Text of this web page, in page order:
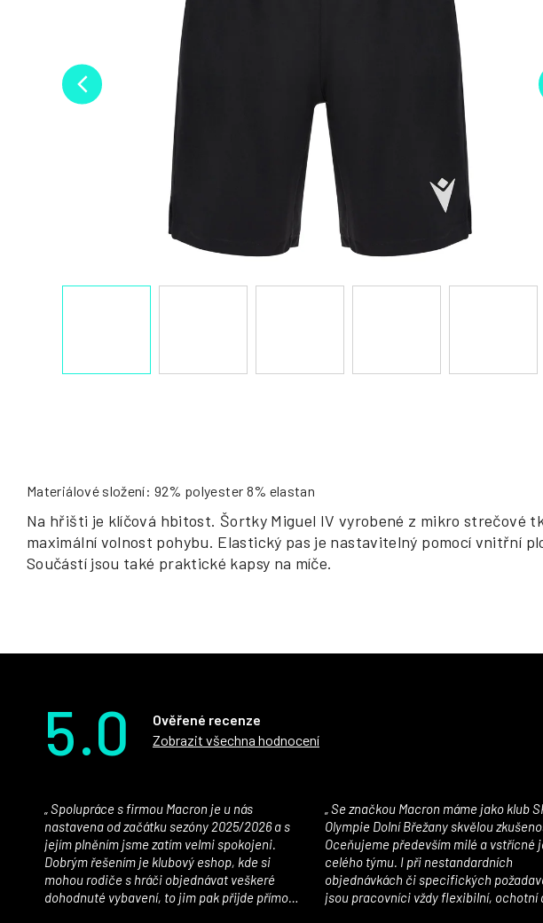
Materiálové složení: 92% polyester 8% elastan
Na hřišti je klíčová hbitost. Šortky Miguel IV vyrobené z mikro strečové
maximální volnost pohybu. Elastický pas je nastavitelný pomocí vnitřní
Součástí jsou také praktické kapsy na míče.
5.0
Ověřené recenze
Zobrazit všechna hodnocení
nastavena od začátku sezóny 2025/2026 a s
jejím plněním jsme zatím velmi spokojeni.
Dobrým řešením je klubový eshop, kde si
mohou rodiče s hráči objednávat veškeré
dohodnuté vybavení, to jim pak přijde přímo
Olympie Dolní Břežany skvělou
Oceňujeme především milé a vstřícné
celého týmu. I při nestandardních
objednávkách či specifických
jsou pracovníci vždy flexibilní, ochotní